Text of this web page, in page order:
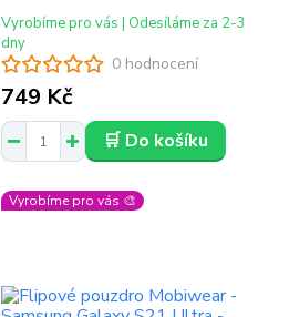
0 hodnocení
749 Kč
Vyrobíme pro vás | Odesíláme za 2-3
dny
🛒 Do košíku
Vyrobíme pro vás 🎨